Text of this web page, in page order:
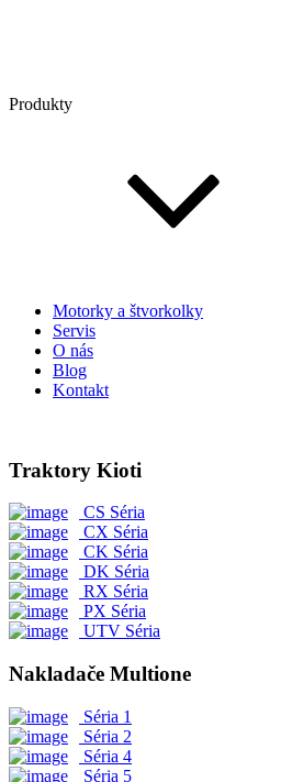
Produkty
Motorky a štvorkolky
Servis
O nás
Blog
Kontakt
Traktory Kioti
CS Séria
CX Séria
CK Séria
DK Séria
RX Séria
PX Séria
UTV Séria
Nakladače Multione
Séria 1
Séria 2
Séria 4
Séria 5